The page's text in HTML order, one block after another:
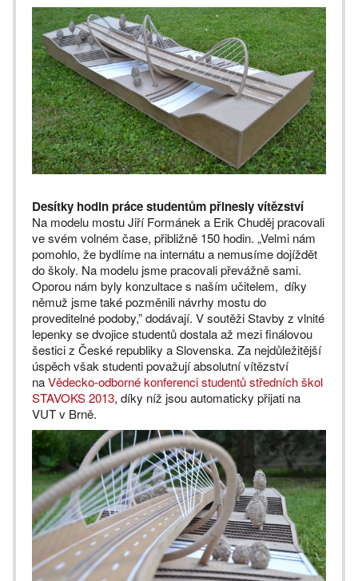
Desítky hodin práce studentům přinesly vítězství
Na modelu mostu Jiří Formánek a Erik Chuděj pracovali
ve svém volném čase, přibližně 150 hodin. „Velmi nám
pomohlo, že bydlíme na internátu a nemusíme dojíždět
do školy. Na modelu jsme pracovali převážně sami.
Oporou nám byly konzultace s naším učitelem, díky
němuž jsme také pozměnili návrhy mostu do
proveditelné podoby,” dodávají. V soutěži Stavby z vlnité
lepenky se dvojice studentů dostala až mezi finálovou
šestici z České republiky a Slovenska. Za nejdůležitější
úspěch však studenti považují absolutní vítězství
naVědecko-odborné konferenci studentů středních škol
STAVOKS 2013, díky níž jsou automaticky přijati na
VUT v Brně.